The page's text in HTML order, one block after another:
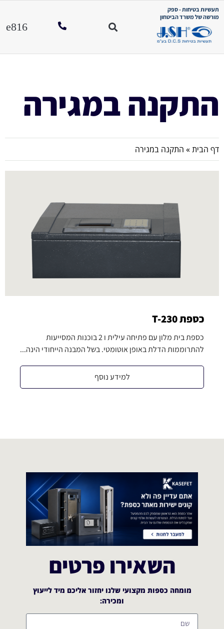
תעשיות בטיחות - ספק
מורשה של משרד הביטחון
התקנה במגירה
דף הבית» התקנה במגירה
כספת T-230
כספת בית מלון עם פתיחה עילית ו 2 בוכנות המסייעות
להתרוממות הדלת באופן אוטומטי. בשל המבנה הייחודי הינה...
למידע נוסף
השאירו פרטים
מומחה כספות מקצועי שלנו יחזור אליכם מיד לייעוץ
ומכירה:​